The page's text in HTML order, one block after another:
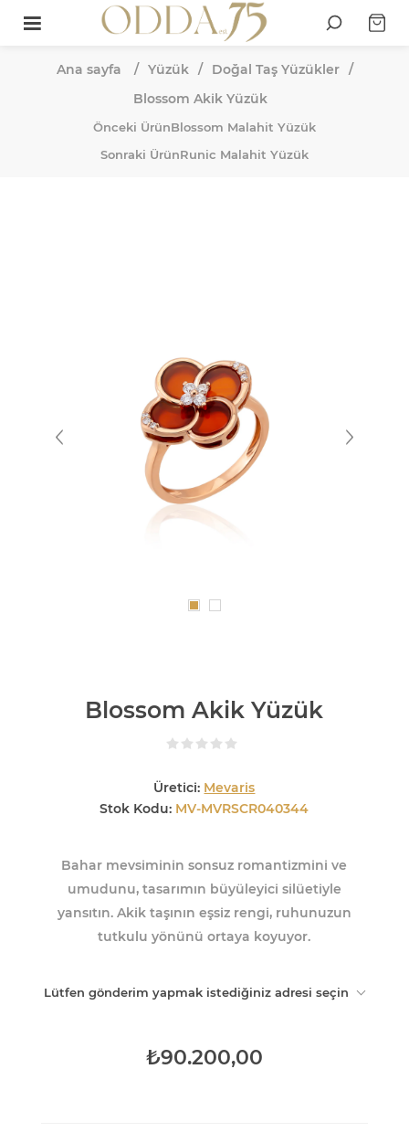
Ana sayfa / Yüzük / Doğal Taş Yüzükler /
Blossom Akik Yüzük
Önceki ÜrünBlossom Malahit Yüzük
Sonraki ÜrünRunic Malahit Yüzük
Blossom Akik Yüzük
Üretici: Mevaris
Stok Kodu: MV-MVRSCR040344
Bahar mevsiminin sonsuz romantizmini ve
umudunu, tasarımın büyüleyici silüetiyle
yansıtın. Akik taşının eşsiz rengi, ruhunuzun
tutkulu yönünü ortaya koyuyor.
Lütfen gönderim yapmak istediğiniz adresi seçin
₺90.200,00